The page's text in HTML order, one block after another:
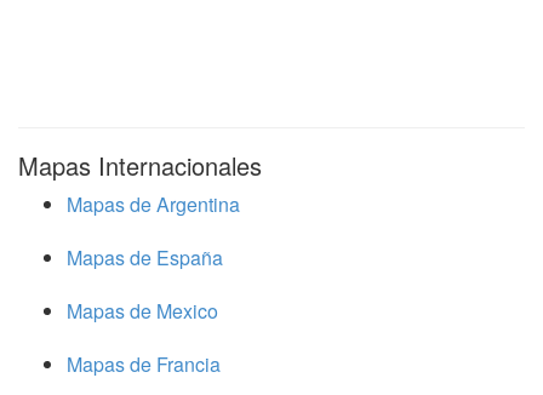
Mapas Internacionales
Mapas de Argentina
Mapas de España
Mapas de Mexico
Mapas de Francia